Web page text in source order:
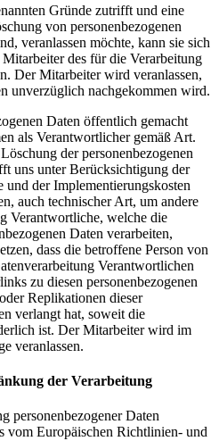
Gründe zutrifft und eine
von personenbezogenen
veranlassen möchte, kann sie sich
des für die Verarbeitung
Der Mitarbeiter wird veranlassen,
unverzüglich nachgekommen wird.
Daten öffentlich gemacht
als Verantwortlicher gemäß Art.
der personenbezogenen
uns unter Berücksichtigung der
und der Implementierungskosten
auch technischer Art, um andere
Verantwortliche, welche die
Daten verarbeiten,
dass die betroffene Person von
Verantwortlichen
zu diesen personenbezogenen
Replikationen dieser
verlangt hat, soweit die
ist. Der Mitarbeiter wird im
veranlassen.
der Verarbeitung
personenbezogener Daten
vom Europäischen Richtlinien- und